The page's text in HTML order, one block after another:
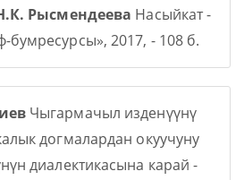
Рысмендеева Насыйкат -
2017, - 108 б.
Чыгармачыл изденүүнү
догмалардан окуучуну
диалектикасына карай -